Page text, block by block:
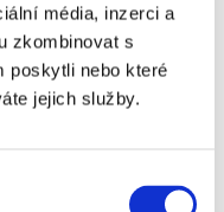
média, inzerci a
zkombinovat s
poskytli nebo které
jejich služby.